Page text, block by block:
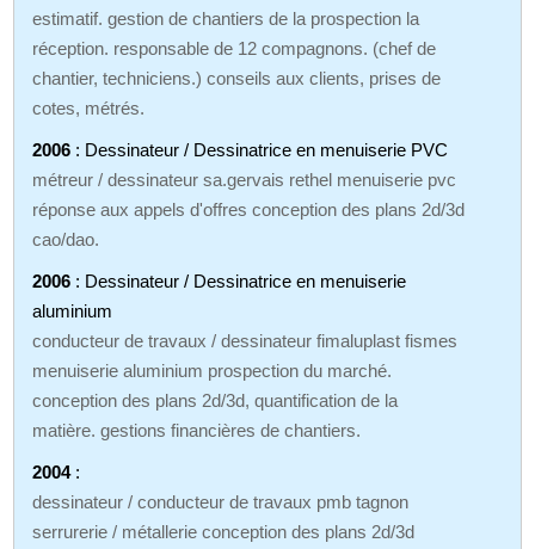
estimatif. gestion de chantiers de la prospection la
réception. responsable de 12 compagnons. (chef de
chantier, techniciens.) conseils aux clients, prises de
cotes, métrés.
2006 : Dessinateur / Dessinatrice en menuiserie PVC
métreur / dessinateur sa.gervais rethel menuiserie pvc
réponse aux appels d'offres conception des plans 2d/3d
cao/dao.
2006 : Dessinateur / Dessinatrice en menuiserie
aluminium
conducteur de travaux / dessinateur fimaluplast fismes
menuiserie aluminium prospection du marché.
conception des plans 2d/3d, quantification de la
matière. gestions financières de chantiers.
2004:
dessinateur / conducteur de travaux pmb tagnon
serrurerie / métallerie conception des plans 2d/3d